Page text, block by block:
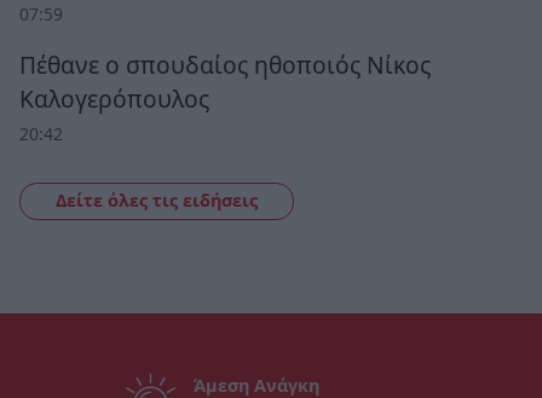
07:59
Πέθανε ο σπουδαίος ηθοποιός Νίκος
Καλογερόπουλος
20:42
Δείτε όλες τις ειδήσεις
Άμεση Ανάγκη